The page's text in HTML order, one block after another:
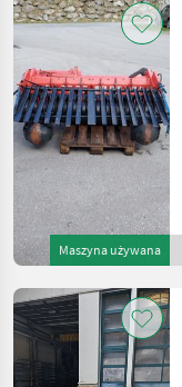
Maszyna używana